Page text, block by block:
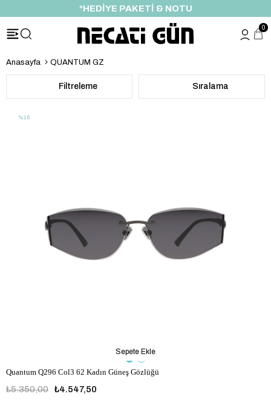
ÖZEL İNDİRİM FIRSATI
0
Anasayfa QUANTUM GZ
Filtreleme Sıralama
Quantum Q296 Col3 62 Kadın Güneş Gözlüğü
₺4.547,50
₺5.350,00
Sepete Ekle
%15